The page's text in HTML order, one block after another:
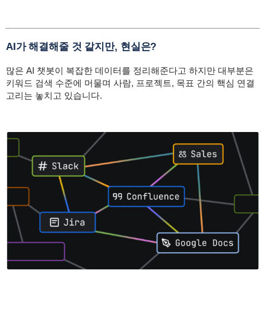
AI가 해결해줄 것 같지만, 현실은?
많은 AI 챗봇이 복잡한 데이터를 정리해준다고 하지만 대부분은
키워드 검색 수준에 머물며 사람, 프로젝트, 목표 간의 핵심 연결
고리는 놓치고 있습니다.